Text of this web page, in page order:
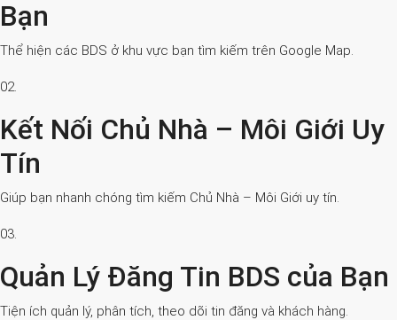
Bạn
Thể hiện các BDS ở khu vực bạn tìm kiếm trên Google Map.
02.
Kết Nối Chủ Nhà – Môi Giới Uy
Tín
Giúp bạn nhanh chóng tìm kiếm Chủ Nhà – Môi Giới uy tín.
03.
Quản Lý Đăng Tin BDS của Bạn
Tiện ích quản lý, phân tích, theo dõi tin đăng và khách hàng.